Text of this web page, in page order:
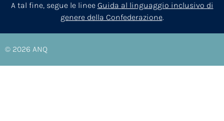
A tal fine, segue le linee Guida al linguaggio inclusivo di
genere della Confederazione.
© 2026 ANQ